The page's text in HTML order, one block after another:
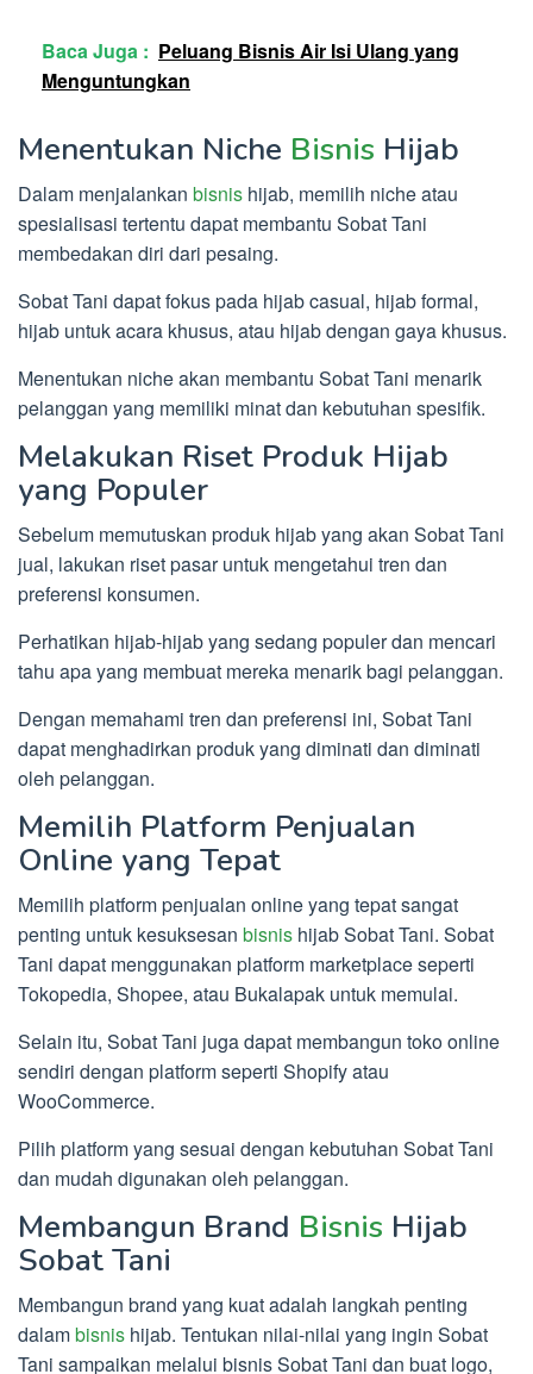
Baca Juga : Peluang Bisnis Air Isi Ulang yang
Menguntungkan
Menentukan Niche Bisnis Hijab
Dalam menjalankan bisnis hijab, memilih niche atau
spesialisasi tertentu dapat membantu Sobat Tani
membedakan diri dari pesaing.
Sobat Tani dapat fokus pada hijab casual, hijab formal,
hijab untuk acara khusus, atau hijab dengan gaya khusus.
Menentukan niche akan membantu Sobat Tani menarik
pelanggan yang memiliki minat dan kebutuhan spesifik.
Melakukan Riset Produk Hijab
yang Populer
Sebelum memutuskan produk hijab yang akan Sobat Tani
jual, lakukan riset pasar untuk mengetahui tren dan
preferensi konsumen.
Perhatikan hijab-hijab yang sedang populer dan mencari
tahu apa yang membuat mereka menarik bagi pelanggan.
Dengan memahami tren dan preferensi ini, Sobat Tani
dapat menghadirkan produk yang diminati dan diminati
oleh pelanggan.
Memilih Platform Penjualan
Online yang Tepat
Memilih platform penjualan online yang tepat sangat
penting untuk kesuksesan bisnis hijab Sobat Tani. Sobat
Tani dapat menggunakan platform marketplace seperti
Tokopedia, Shopee, atau Bukalapak untuk memulai.
Selain itu, Sobat Tani juga dapat membangun toko online
sendiri dengan platform seperti Shopify atau
WooCommerce.
Pilih platform yang sesuai dengan kebutuhan Sobat Tani
dan mudah digunakan oleh pelanggan.
Membangun Brand Bisnis Hijab
Sobat Tani
Membangun brand yang kuat adalah langkah penting
dalambisnis hijab. Tentukan nilai-nilai yang ingin Sobat
Tani sampaikan melalui bisnis Sobat Tani dan buat logo,